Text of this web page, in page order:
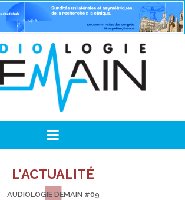
L'ACTUALITÉ
AUDIOLOGIE DEMAIN #09